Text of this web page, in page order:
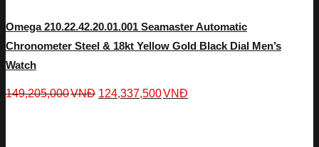
Omega 210.22.42.20.01.001 Seamaster Automatic
Chronometer Steel & 18kt Yellow Gold Black Dial Men’s
Watch
149,205,000VNĐ 124,337,500VNĐ